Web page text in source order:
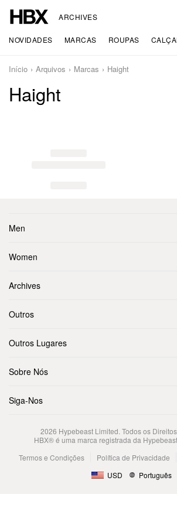
ARCHIVES
NOVIDADES MARCAS ROUPAS
Início Arquivos Marcas Haight
Haight
Men
Women
Archives
Outros
Outros Lugares
Sobre Nós
Siga-Nos
2026 Hypebeast Limited. Todos os
HBX® é uma marca registrada da
Termos e Condições
Política de Privacidade
USD
Português